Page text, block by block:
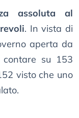
assoluta al
. In vista di
aperta da
su 153
visto che uno